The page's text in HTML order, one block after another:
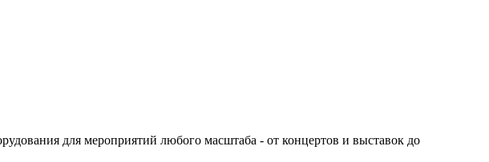
для мероприятий любого масштаба - от концертов и выставок до